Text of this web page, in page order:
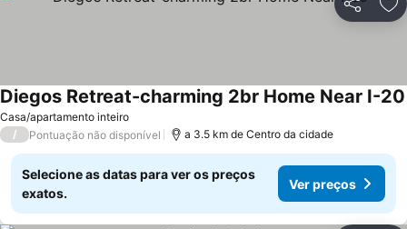
Partilhar
Casa/apartamento inteiro
Diegos Retreat-charming 2br Home Near I-20
/ Pontuação não disponível a 3.5 km de Centro da cidade
Selecione as datas para ver os preços
exatos.
Ver preços